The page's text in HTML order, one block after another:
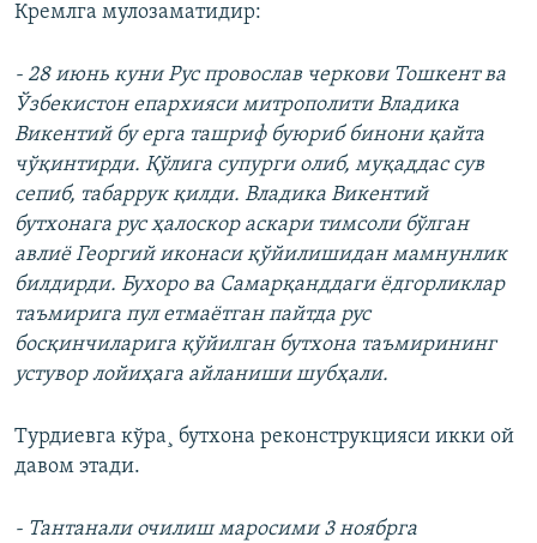
Кремлга мулозаматидир:
- 28 июнь куни Рус провослав черкови Тошкент ва
Ўзбекистон епархияси митрополити Владика
Викентий бу ерга ташриф буюриб бинони қайта
чўқинтирди. Қўлига супурги олиб, муқаддас сув
сепиб, табаррук қилди. Владика Викентий
бутхонага рус ҳалоскор аскари тимсоли бўлган
авлиë Георгий иконаси қўйилишидан мамнунлик
билдирди. Бухоро ва Самарқанддаги ëдгорликлар
таъмирига пул етмаëтган пайтда рус
босқинчиларига қўйилган бутхона таъмирининг
устувор лойиҳага айланиши шубҳали.
Турдиевга кўра¸ бутхона реконструкцияси икки ой
давом этади.
- Тантанали очилиш маросими 3 ноябрга